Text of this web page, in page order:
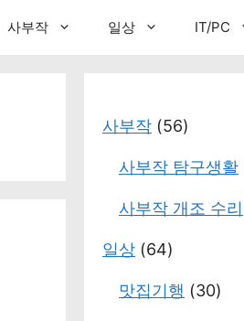
사부작 일상 IT/PC
사부작 (56)
사부작 탐구생활
사부작 개조 수리
일상 (64)
맛집기행 (30)